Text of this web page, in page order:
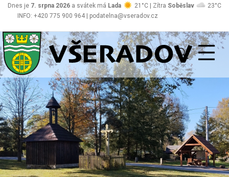
INFO: +420 775 900 964 | podatelna@vseradov.cz
Dnes je 7. srpna 2026 a svátek má Lada 21°C | Zítra Soběslav 23°C
Všeradov